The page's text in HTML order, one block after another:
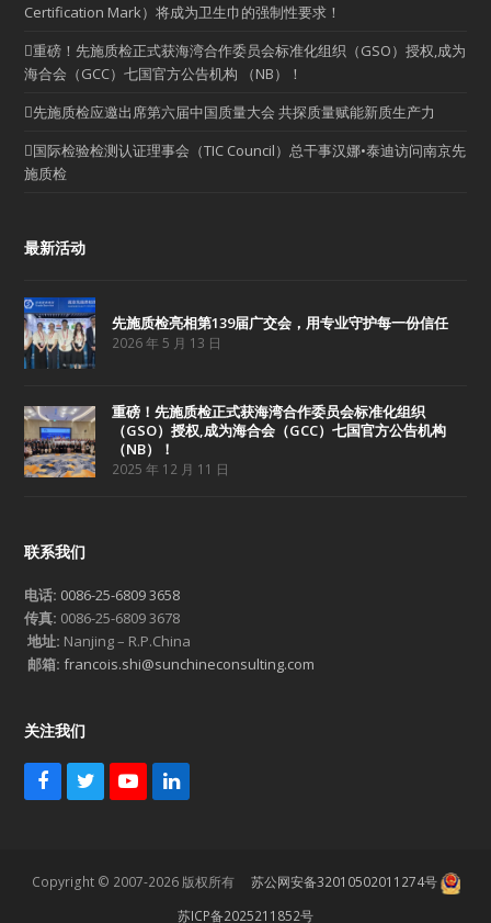
Certification Mark）将成为卫生巾的强制性要求！
重磅！先施质检正式获海湾合作委员会标准化组织（GSO）授权,成为
海合会（GCC）七国官方公告机构 （NB）！
先施质检应邀出席第六届中国质量大会 共探质量赋能新质生产力
国际检验检测认证理事会（TIC Council）总干事汉娜•泰迪访问南京先
施质检
最新活动
先施质检亮相第139届广交会，用专业守护每一份信任
2026 年 5 月 13 日
重磅！先施质检正式获海湾合作委员会标准化组织
（GSO）授权,成为海合会（GCC）七国官方公告机构
（NB）！
2025 年 12 月 11 日
联系我们
电话: 0086-25-6809 3658
传真: 0086-25-6809 3678
地址: Nanjing – R.P.China
邮箱: francois.shi@sunchineconsulting.com
关注我们
F
o
T
e
Y
b
L
d
Copyright © 2007-2026 版权所有 苏公网安备32010502011274号
苏ICP备2025211852号